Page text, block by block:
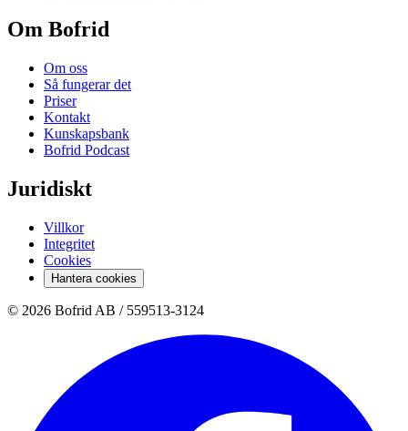
Om Bofrid
Om oss
Så fungerar det
Priser
Kontakt
Kunskapsbank
Bofrid Podcast
Juridiskt
Villkor
Integritet
Cookies
Hantera cookies
© 2026 Bofrid AB / 559513-3124